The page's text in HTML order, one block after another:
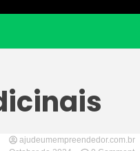
ajudeumempreendedor.com.br